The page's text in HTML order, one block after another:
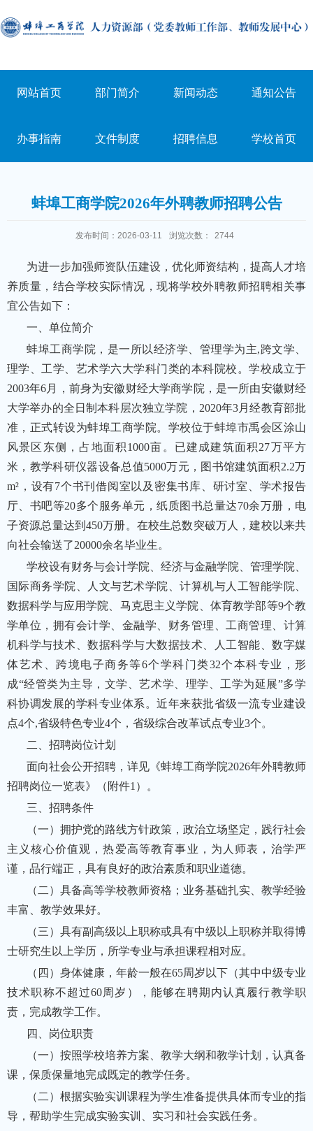
网站首页 部门简介 新闻动态 通知公告
办事指南 文件制度 招聘信息 学校首页
蚌埠工商学院2026年外聘教师招聘公告
发布时间：2026-03-11 浏览次数： 2744
为进一步加强师资队伍建设，优化师资结构，提高人才培
养质量，结合学校实际情况，现将学校外聘教师招聘相关事
宜公告如下：
一、单位简介
蚌埠工商学院，是一所以经济学、管理学为主,跨文学、
理学、工学、艺术学六大学科门类的本科院校。学校成立于
2003年6月，前身为安徽财经大学商学院，是一所由安徽财经
大学举办的全日制本科层次独立学院，2020年3月经教育部批
准，正式转设为蚌埠工商学院。学校位于蚌埠市禹会区涂山
风景区东侧，占地面积1000亩。已建成建筑面积27万平方
米，教学科研仪器设备总值5000万元，图书馆建筑面积2.2万
m²，设有7个书刊借阅室以及密集书库、研讨室、学术报告
厅、书吧等20多个服务单元，纸质图书总量达70余万册，电
子资源总量达到450万册。在校生总数突破万人，建校以来共
向社会输送了20000余名毕业生。
学校设有财务与会计学院、经济与金融学院、管理学院、
国际商务学院、人文与艺术学院、计算机与人工智能学院、
数据科学与应用学院、马克思主义学院、体育教学部等9个教
学单位，拥有会计学、金融学、财务管理、工商管理、计算
机科学与技术、数据科学与大数据技术、人工智能、数字媒
体艺术、跨境电子商务等6个学科门类32个本科专业，形
成“经管类为主导，文学、艺术学、理学、工学为延展”多学
科协调发展的学科专业体系。近年来获批省级一流专业建设
点4个,省级特色专业4个，省级综合改革试点专业3个。
二、招聘岗位计划
面向社会公开招聘，详见《蚌埠工商学院2026年外聘教师
招聘岗位一览表》（附件1）。
三、招聘条件
（一）拥护党的路线方针政策，政治立场坚定，践行社会
主义核心价值观，热爱高等教育事业，为人师表，治学严
谨，品行端正，具有良好的政治素质和职业道德。
（二）具备高等学校教师资格；业务基础扎实、教学经验
丰富、教学效果好。
（三）具有副高级以上职称或具有中级以上职称并取得博
士研究生以上学历，所学专业与承担课程相对应。
（四）身体健康，年龄一般在65周岁以下（其中中级专业
技术职称不超过60周岁），能够在聘期内认真履行教学职
责，完成教学工作。
四、岗位职责
（一）按照学校培养方案、教学大纲和教学计划，认真备
课，保质保量地完成既定的教学任务。
（二）根据实验实训课程为学生准备提供具体而专业的指
导，帮助学生完成实验实训、实习和社会实践任务。